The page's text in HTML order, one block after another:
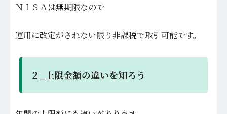
ＮＩＳＡは無期限なので
運用に改定がされない限り非課税で取引可能です。
２_上限金額の違いを知ろう